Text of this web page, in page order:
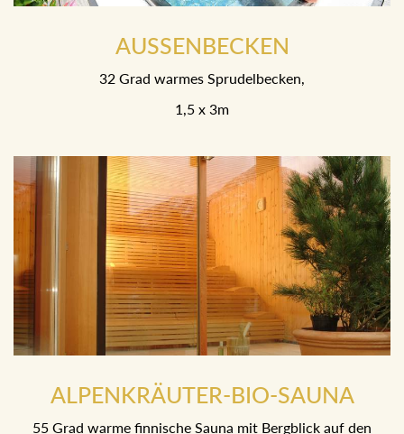
AUSSENBECKEN
32 Grad warmes Sprudelbecken,
1,5 x 3m
ALPENKRÄUTER-BIO-SAUNA
55 Grad warme finnische Sauna mit Bergblick auf den